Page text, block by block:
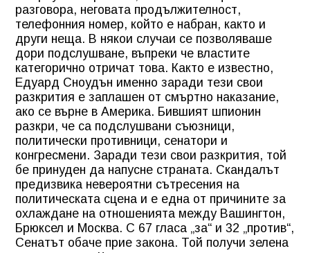
разговора, неговата продължителност,
телефонния номер, който е набран, както и
други неща. В някои случаи се позволяваше
дори подслушване, въпреки че властите
категорично отричат това. Както е известно,
Едуард Сноудън именно заради тези свои
разкрития е заплашен от смъртно наказание,
ако се върне в Америка. Бившият шпионин
разкри, че са подслушвани съюзници,
политически противници, сенатори и
конгресмени. Заради тези свои разкрития, той
бе принуден да напусне страната. Скандалът
предизвика невероятни сътресения на
политическата сцена и е една от причините за
охлаждане на отношенията между Вашингтон,
Брюксел и Москва. С 67 гласа „за“ и 32 „против“,
Сенатът обаче прие закона. Той получи зелена